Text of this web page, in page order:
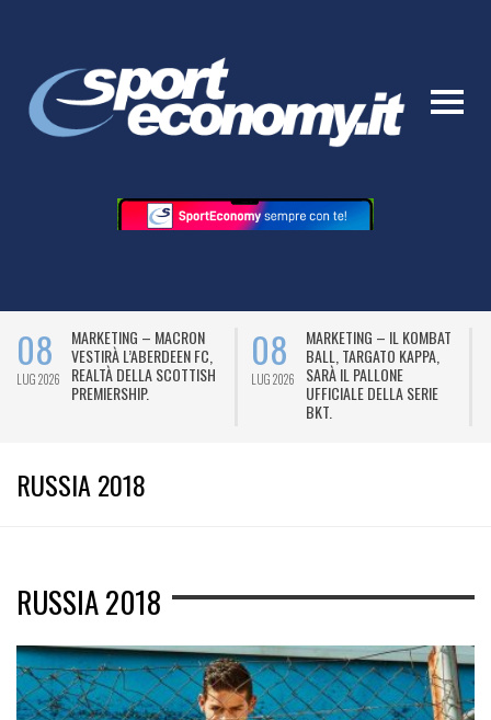
08
LUG 2026
MARKETING – MACRON
VESTIRÀ L’ABERDEEN FC,
REALTÀ DELLA SCOTTISH
PREMIERSHIP.
08
LUG 2026
MARKETING – IL KOMBAT
BALL, TARGATO KAPPA,
SARÀ IL PALLONE
UFFICIALE DELLA SERIE
BKT.
RUSSIA 2018
RUSSIA 2018